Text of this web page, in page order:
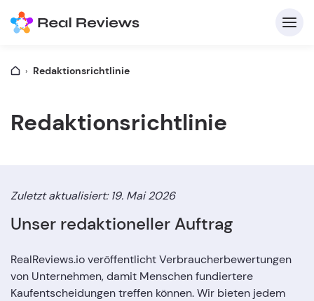
Redaktionsrichtlinie
Redaktionsrichtlinie
Zuletzt aktualisiert: 19. Mai 2026
Unser redaktioneller Auftrag
RealReviews.io veröffentlicht Verbraucherbewertungen
von Unternehmen, damit Menschen fundiertere
Kaufentscheidungen treffen können. Wir bieten jedem